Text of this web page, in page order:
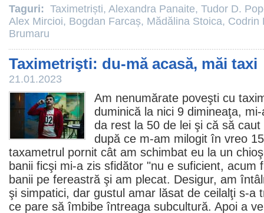
Taguri: Taximetriști, Alexandra Panaite, Tudor D.
Alex Mircioi, Bogdan Farcaș, Mădălina Stoica, Codrin
Brumaru
Taximetrişti: du-mă acasă, măi taxi
21.01.2023
Am nenumărate poveşti cu
duminică la nici 9 dimineaţa,
da rest la 50 de lei şi că să
după ce m-am milogit în vreo
taxametrul pornit cât am schimbat eu la un
banii ficşi mi-a zis sfidător "nu e suficient, acum
banii pe fereastră şi am plecat. Desigur, am
şi simpatici, dar gustul amar lăsat de ceilalţi s-a
ce pare să îmbibe întreaga subcultură. Apoi a